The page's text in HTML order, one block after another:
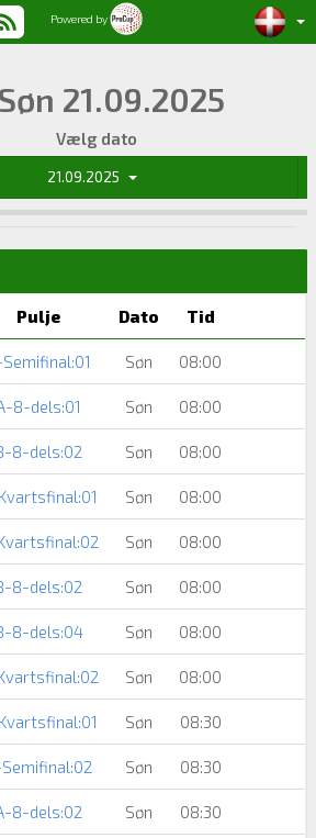
Powered by
21.09.2025
Vælg dato
21.09.2025
Pulje Dato Tid
Søn 08:00
8-dels:01 Søn 08:00
8-dels:02 Søn 08:00
Søn 08:00
Søn 08:00
8-dels:02 Søn 08:00
8-dels:04 Søn 08:00
Søn 08:00
Søn 08:30
Søn 08:30
8-dels:02 Søn 08:30